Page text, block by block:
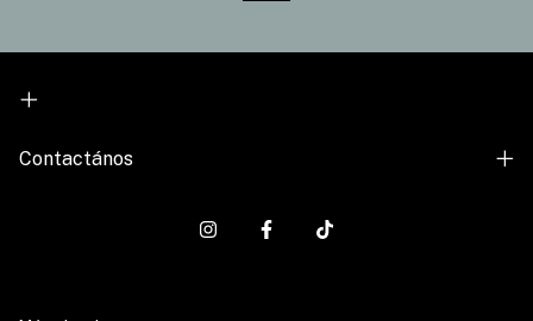
Contactános